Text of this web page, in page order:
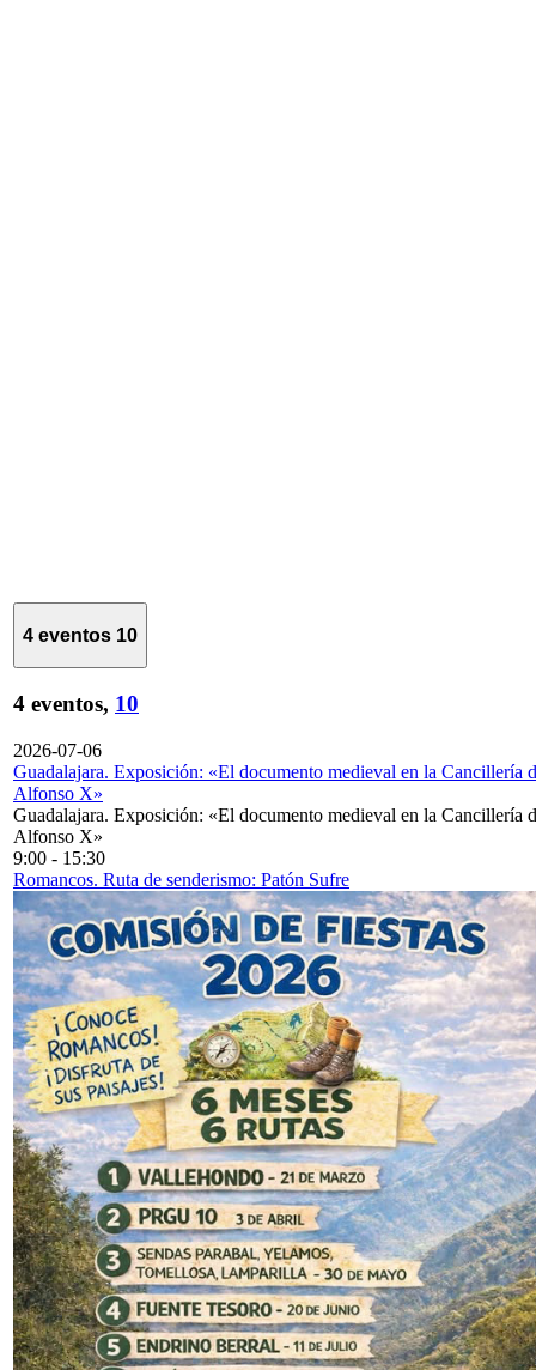
4 eventos 10
4 eventos, 10
2026-07-06
Guadalajara. Exposición: «El documento medieval en la Cancillería
Alfonso X»
Guadalajara. Exposición: «El documento medieval en la Cancillería
Alfonso X»
9:00 - 15:30
Romancos. Ruta de senderismo: Patón Sufre